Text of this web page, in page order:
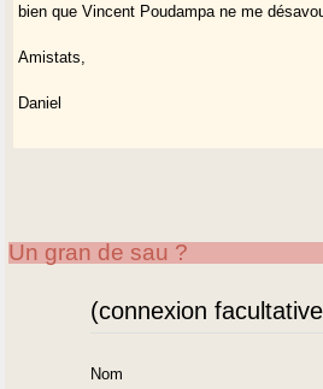
bien que Vincent Poudampa ne me
Amistats,
Daniel
Un gran de sau ?
(connexion
Nom